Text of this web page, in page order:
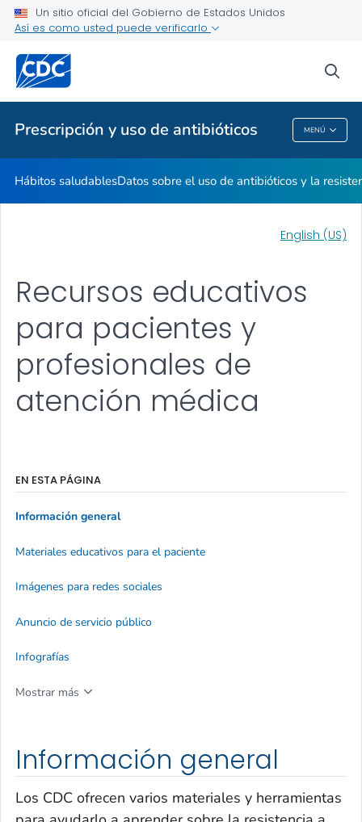
Un sitio oficial del Gobierno de Estados Unidos
Así es como usted puede verificarlo
Prescripción y uso de antibióticos MENÚ
Datos sobre el uso de antibióticos y la resistencia a los
antimicrobianos
Recursos educativos
VER TODO
Prescripción Y Uso De Antibióticos
Hábitos saludablesDatos sobre el uso de antibióticos y la
English (US)
Recursos educativos
para pacientes y
profesionales de
atención médica
Información general
Los CDC ofrecen varios materiales y herramientas
EN ESTA PÁGINA
Información general
Materiales educativos para el paciente
Imágenes para redes sociales
Anuncio de servicio público
Infografías
Mostrar más